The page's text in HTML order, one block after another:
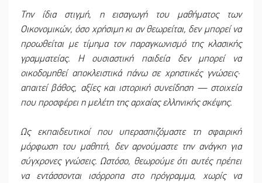
Την ίδια στιγμή, η εισαγωγή του μαθήματος των
Οικονομικών, όσο χρήσιμη κι αν θεωρείται, δεν μπορεί να
προωθείται με τίμημα τον παραγκωνισμό της κλασικής
γραμματείας. Η ουσιαστική παιδεία δεν μπορεί να
οικοδομηθεί αποκλειστικά πάνω σε χρηστικές γνώσεις·
απαιτεί βάθος, αξίες και ιστορική συνείδηση — στοιχεία
που προσφέρει η μελέτη της αρχαίας ελληνικής σκέψης.
Ως εκπαιδευτικοί που υπερασπιζόμαστε τη σφαιρική
μόρφωση του μαθητή, δεν αρνούμαστε την ανάγκη για
σύγχρονες γνώσεις. Ωστόσο, θεωρούμε ότι αυτές πρέπει
να εντάσσονται ισόρροπα στο πρόγραμμα, χωρίς να